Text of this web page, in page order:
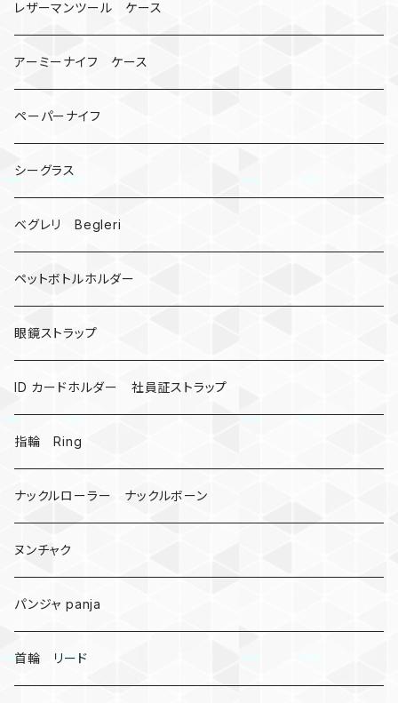
オニヤンマ
ビーズ
手裏剣
クロス十字架
ドリームキャッチャー
カウベル 熊鈴
昆虫
ミツバチ
AirTag
戦国武将、侍
悪魔の鍵
爬虫類、蛇
DNA 螺旋
受注作成_名入り、ネーム
コインケース
紙
カードケース
レザーマンツール ケース
アーミーナイフ ケース
ペーパーナイフ
シーグラス
ベグレリ Begleri
ペットボトルホルダー
眼鏡ストラップ
ID カードホルダー 社員証ストラップ
指輪 Ring
ナックルローラー ナックルボーン
ヌンチャク
パンジャ panja
首輪 リード